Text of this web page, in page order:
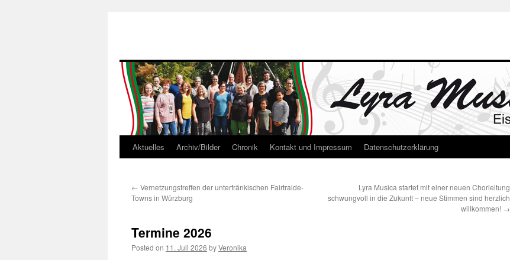
Skip
content
Aktuelles Archiv/Bilder Chronik Kontakt und Impressum Datenschutzerklärung
← Vernetzungstreffen der unterfränkischen Fairtraide-
Towns in Würzburg
Lyra Musica startet mit einer neuen Chorleitung
schwungvoll in die Zukunft – neue Stimmen sind herzlich
willkommen! →
Termine 2026
Posted on 11. Juli 2026 byVeronika